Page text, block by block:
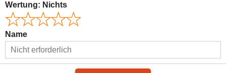
Wertung: Nichts
Name